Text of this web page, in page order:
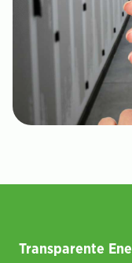
Transparente